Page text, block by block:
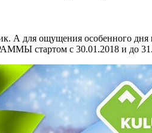
А для ощущения особенного
стартом с 30.01.2018 и до